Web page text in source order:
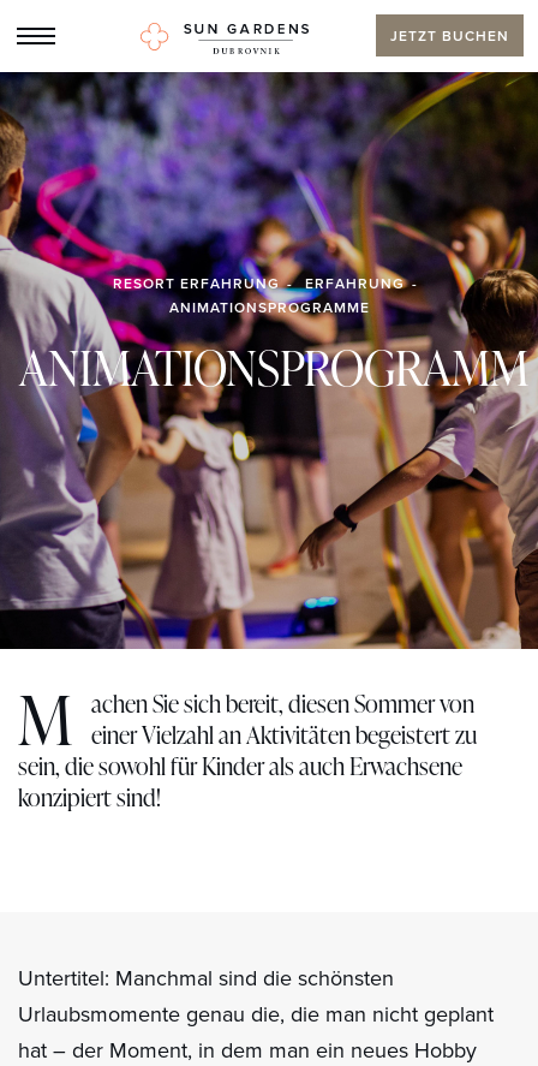
JETZT BUCHEN
RESORT ERFAHRUNG
ERFAHRUNG
ANIMATIONSPROGRAMME
ANIMATIONSPROGRAMM
M achen Sie sich bereit, diesen Sommer von
einer Vielzahl an Aktivitäten begeistert zu
sein, die sowohl für Kinder als auch Erwachsene
konzipiert sind!
Untertitel: Manchmal sind die schönsten
Urlaubsmomente genau die, die man nicht geplant
hat – der Moment, in dem man ein neues Hobby